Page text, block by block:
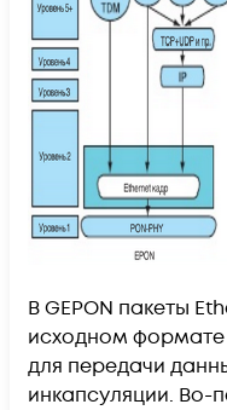
В GEPON пакеты
исходном формате
для передачи
инкапсуляции.